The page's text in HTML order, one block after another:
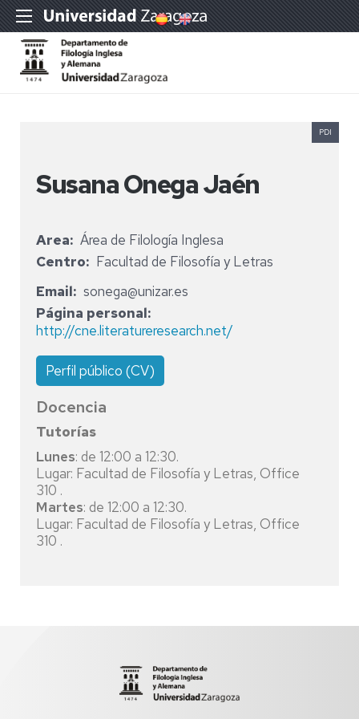
Susana Onega Jaén
PDI
Area
Área de Filología Inglesa
Centro
Facultad de Filosofía y Letras
Email
sonega@unizar.es
Página personal
http://cne.literatureresearch.net/
Perfil público (CV)
Docencia
Tutorías
Lunes: de 12:00 a 12:30.
Lugar: Facultad de Filosofía y Letras, Office
310 .
Martes: de 12:00 a 12:30.
Lugar: Facultad de Filosofía y Letras, Office
310 .